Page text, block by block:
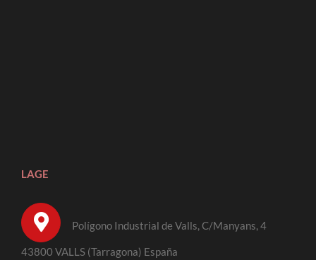
LAGE
Polígono Industrial de Valls, C/Manyans, 4
43800 VALLS (Tarragona) España